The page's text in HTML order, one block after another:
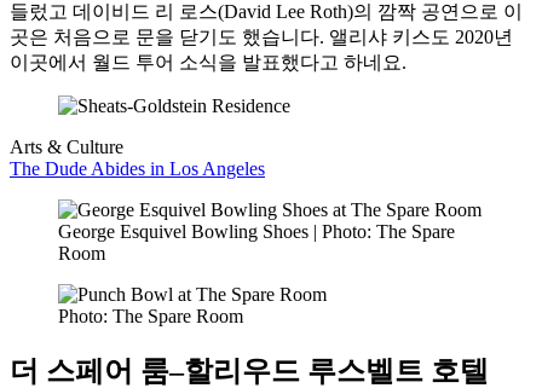
들렀고 데이비드 리 로스(David Lee Roth)의 깜짝 공연으로 이
곳은 처음으로 문을 닫기도 했습니다. 앨리샤 키스도 2020년
이곳에서 월드 투어 소식을 발표했다고 하네요.
Arts & Culture
The Dude Abides in Los Angeles
George Esquivel Bowling Shoes | Photo: The Spare
Room
Photo: The Spare Room
더 스페어 룸–할리우드 루스벨트 호텔